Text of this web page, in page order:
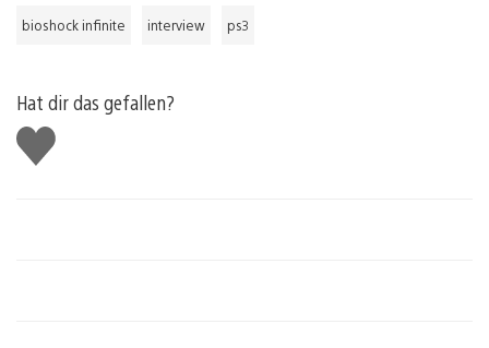
bioshock infinite interview ps3
Hat dir das gefallen?
Gefällt
mir